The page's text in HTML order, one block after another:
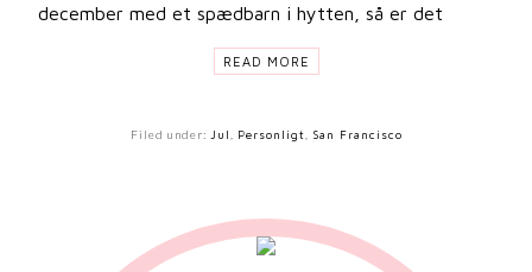
december med et spædbarn i hytten, så er det
READ MORE
Filed under: Jul Personligt San Francisco